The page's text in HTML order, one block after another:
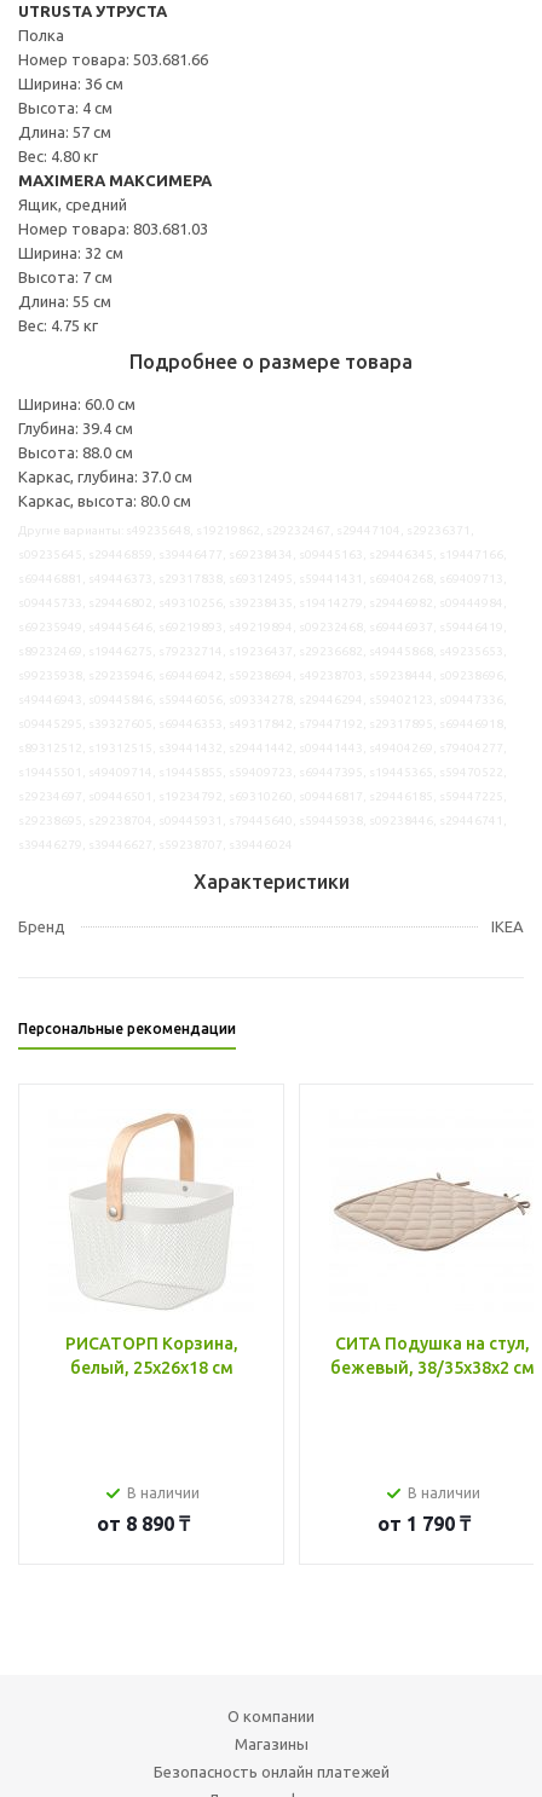
UTRUSTA УТРУСТА
Полка
Номер товара: 503.681.66
Ширина: 36 см
Высота: 4 см
Длина: 57 см
Вес: 4.80 кг
MAXIMERA МАКСИМЕРА
Ящик, средний
Номер товара: 803.681.03
Ширина: 32 см
Высота: 7 см
Длина: 55 см
Вес: 4.75 кг
Подробнее о размере товара
Ширина: 60.0 см
Глубина: 39.4 см
Высота: 88.0 см
Каркас, глубина: 37.0 см
Каркас, высота: 80.0 см
Характеристики
Бренд IKEA
Персональные рекомендации
РИСАТОРП Корзина,
белый, 25x26x18 см
В наличии
от 8 890 ₸
СИТА Подушка на стул,
бежевый, 38/35x38x2 см
В наличии
от 1 790 ₸
О компании
Магазины
Безопасность онлайн платежей